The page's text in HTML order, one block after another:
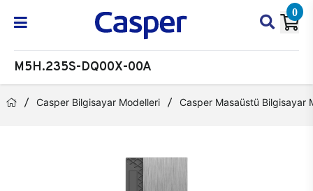
0
M5H.235S-DQ00X-00A
Casper Bilgisayar Modelleri Casper Masaüstü Bilgisayar